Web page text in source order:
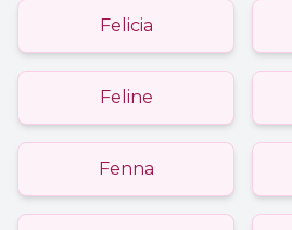
Felicia
Feline
Fenna